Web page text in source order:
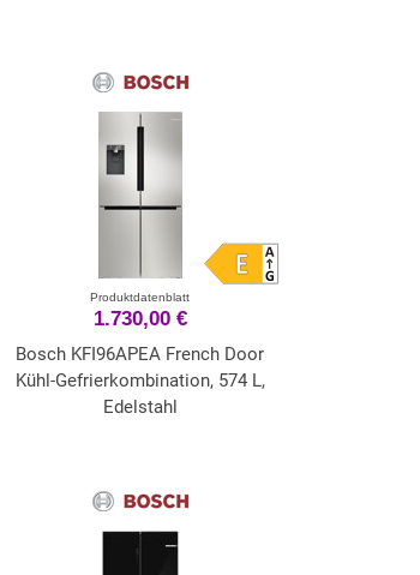
Produktdatenblatt
1.730,00 €
Bosch KFI96APEA French Door
Kühl-Gefrierkombination, 574 L,
Edelstahl